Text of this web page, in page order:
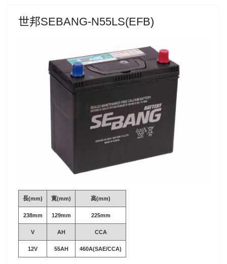
世邦SEBANG-N55LS(EFB)
長(mm) 寛(mm) 高(mm)
238mm 129mm 225mm
V AH CCA
12V 55AH 460A(SAE/CCA)